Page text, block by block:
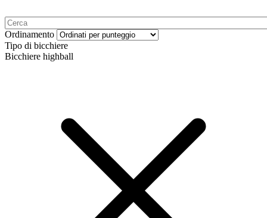
Ordinamento
Tipo di bicchiere
Bicchiere highball